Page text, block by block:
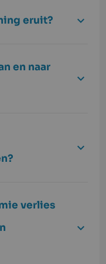
eruit?
en naar
verlies